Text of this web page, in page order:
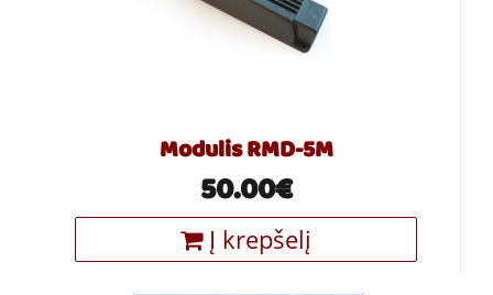
Modulis RMD-5M
50.00€
Į krepšelį